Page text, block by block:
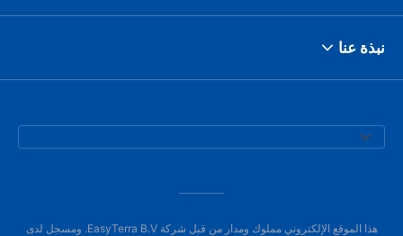
نبذة عنا
هذا الموقع الإلكتروني مملوك ومدار من قبل شركة EasyTerra B.V. ومسجل لدى